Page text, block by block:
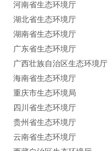
河南省生态环境厅
湖北省生态环境厅
湖南省生态环境厅
广东省生态环境厅
广西壮族自治区生态环境厅
海南省生态环境厅
重庆市生态环境局
四川省生态环境厅
贵州省生态环境厅
云南省生态环境厅